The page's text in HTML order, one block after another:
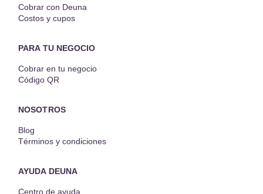
Cobrar con Deuna
Costos y cupos
PARA TU NEGOCIO
Cobrar en tu negocio
Código QR
NOSOTROS
Blog
Términos y condiciones
AYUDA DEUNA
Centro de ayuda